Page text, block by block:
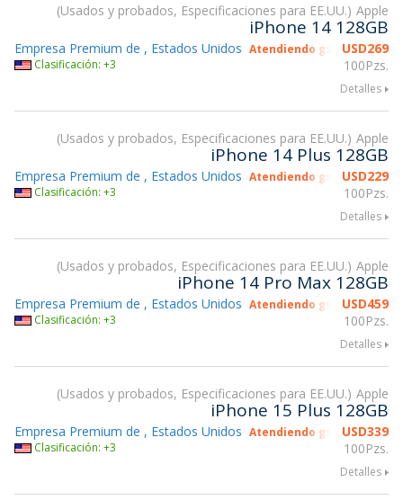
Usados y probados, Especificaciones para EE.UU. Apple
iPhone 14 128GB
USD269
100Pzs.
Empresa Premium de , Estados Unidos Atendiendo gsmX Hong
Clasificación: +3
Detalles
Usados y probados, Especificaciones para EE.UU. Apple
iPhone 14 Plus 128GB
USD229
100Pzs.
Empresa Premium de , Estados Unidos Atendiendo gsmX Hong
Clasificación: +3
Detalles
Usados y probados, Especificaciones para EE.UU. Apple
iPhone 14 Pro Max 128GB
USD459
100Pzs.
Empresa Premium de , Estados Unidos Atendiendo gsmX Hong
Clasificación: +3
Detalles
Usados y probados, Especificaciones para EE.UU. Apple
iPhone 15 Plus 128GB
USD339
100Pzs.
Empresa Premium de , Estados Unidos Atendiendo gsmX Hong
Clasificación: +3
Detalles